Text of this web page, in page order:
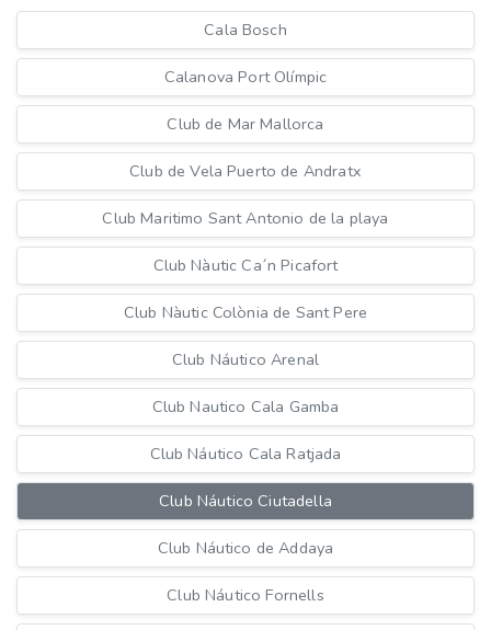
Cala Bosch
Calanova Port Olímpic
Club de Mar Mallorca
Club de Vela Puerto de Andratx
Club Maritimo Sant Antonio de la playa
Club Nàutic Ca´n Picafort
Club Nàutic Colònia de Sant Pere
Club Náutico Arenal
Club Nautico Cala Gamba
Club Náutico Cala Ratjada
Club Náutico Ciutadella
Club Náutico de Addaya
Club Náutico Fornells